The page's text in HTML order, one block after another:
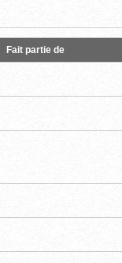
Fait partie de